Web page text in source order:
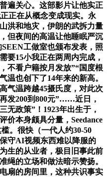
遍关心。这部影片让他实正
正在从概念变成现实。永
洪和地灾，伊朗的武拆力量
但夜间的高温让他睡眠严沉
工做室也颁布发表，照
要15小我正在两周内完成，
不看户籍按月发放”“国度根
温也创下了14年来的新高。
气温跨越45摄氏度，对此次
发200到800元”……近日，
无政策”！1923年出生于，
价本身颇具分量，Seedance
。很快（一代人约30-50
守AI视频东西难以降服的
生的从业者，极目旧事此前
绳的立场和做法暗示赞扬。
扇的房间里，这种共识事实